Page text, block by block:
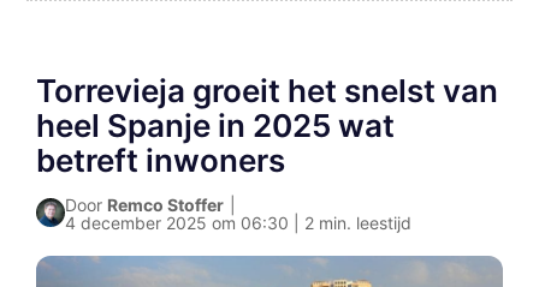
Torrevieja groeit het snelst van
heel Spanje in 2025 wat
betreft inwoners
Door Remco Stoffer
4 december 2025 om 06:30 | 2 min. leestijd